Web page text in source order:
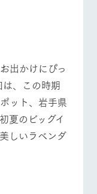
アクティビティ
プ
い
て
牧場マッ
プ
牧場マップのダ
ウンロード
牧場の楽しみ方
フラワーガーデン
出かけにぴっ
、この時期
ット、岩手県
夏のビッグイ
しいラベンダ